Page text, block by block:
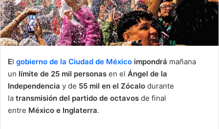
i
l
El gobierno de la Ciudad de México impondrá mañana
un límite de 25 mil personas en el Ángel de la
Independencia y de 55 mil en el Zócalo durante
la transmisión del partido de octavos de final
entre México e Inglaterra.